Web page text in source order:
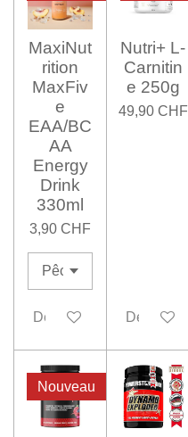
MaxiNut
rition
MaxFiv
e
EAA/BC
AA
Energy
Drink
330ml
3,90 CHF
Désactivé
Nutri+ L-
Carnitin
e 250g
49,90 CHF
Désactivé
Nouveau